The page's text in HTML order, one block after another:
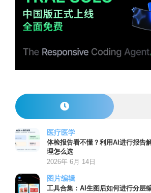
医疗医学
体检报告看不懂？利用AI进行报告
理怎么选
2026年 6月 14日
图片编辑
工具合集：AI生图后如何进行分层